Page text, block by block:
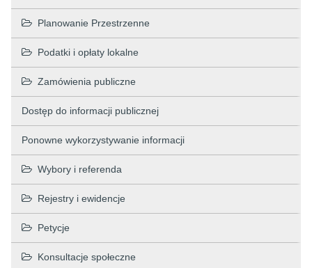
Planowanie Przestrzenne
Podatki i opłaty lokalne
Zamówienia publiczne
Dostęp do informacji publicznej
Ponowne wykorzystywanie informacji
Wybory i referenda
Rejestry i ewidencje
Petycje
Konsultacje społeczne